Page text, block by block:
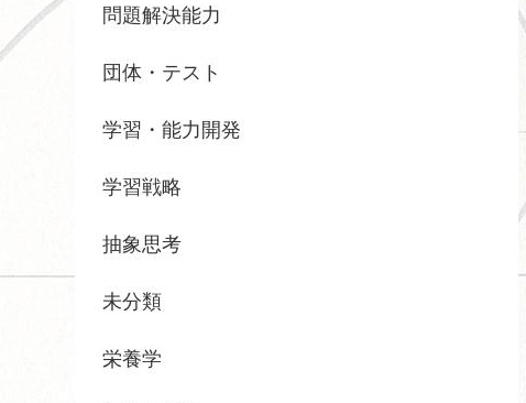
問題解決能力
団体・テスト
学習・能力開発
学習戦略
抽象思考
未分類
栄養学